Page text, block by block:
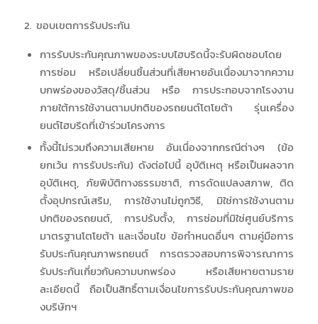
2. ขอบเขตการรับประกัน
การรับประกันคุณภาพของระบบไฮบริดนี้จะรับผิดชอบโดย
การซ่อม หรือเปลี่ยนชิ้นส่วนที่เสียหายอันเนื่องมาจากความ
บกพร่องของวัสดุ/ชิ้นส่วน หรือ การประกอบจากโรงงาน
ภายใต้การใช้งานตามปกติของรถยนต์โตโยต้า รุ่นเครื่อง
ยนต์ไฮบริดที่เข้าร่วมโครงการ
ทั้งนี้ไม่รวมถึงความเสียหาย อันเนื่องจากกรณีต่างๆ (ข้อ
ยกเว้น การรับประกัน) ดังต่อไปนี้ อุบัติเหตุ หรือเป็นผลจาก
อุบัติเหตุ, ภัยพิบัติทางธรรมชาติ, การดัดแปลงสภาพ, ติด
ตั้งอุปกรณ์เสริม, การใช้งานไม่ถูกวิธี, มิใช่การใช้งานตาม
ปกติของรถยนต์, การปรับตั้ง, การซ่อมที่มิใช่ศูนย์บริการ
มาตรฐานโตโยต้า และเงื่อนไข ข้อกำหนดอื่นๆ ตามคู่มือการ
รับประกันคุณภาพรถยนต์ การตรวจสอบการพิจารณาการ
รับประกันเกี่ยวกับความบกพร่อง หรือเสียหายตามราย
ละเอียดนี้ ถือเป็นสิทธิ์ตามเงื่อนไขการรับประกันคุณภาพขอ
งบริษัทฯ